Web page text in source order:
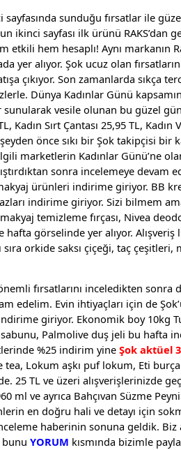
sayfasında sunduğu fırsatlar ile
ikinci sayfası ilk ürünü RAKS’dan
etkili hem hesaplı! Aynı markanın
yer alıyor. Şok ucuz olan
çıkıyor. Son zamanlarda sıkça
Dünya Kadınlar Günü
vesile olunan bu güzel
Kadın Sırt Çantası 25,95 TL, Kadın
önce sıkı bir Şok takipçisi bir
marketlerin Kadınlar Günü’ne
sonra incelemeye devam
ürünleri indirime giriyor. BB
indirime giriyor. Sizi bilmem
temizleme fırçası, Nivea
görselinde yer alıyor.
orkide saksı çiçeği, taç çeşitleri,
fırsatlarını inceledikten sonra
edelim. Evin ihtiyaçları için de
giriyor. Ekonomik boy 10kg
Palmolive duş jeli bu hafta
%25 indirim yine Şok aktüel
tea, Lokum aşkı puf lokum, Eti
25 TL ve üzeri alışverişlerinizde
ml ve ayrıca Bahçıvan Süzme
en doğru hali ve detayı için
haberinin sonuna geldik. Biz
bunu YORUM kısmında bizimle